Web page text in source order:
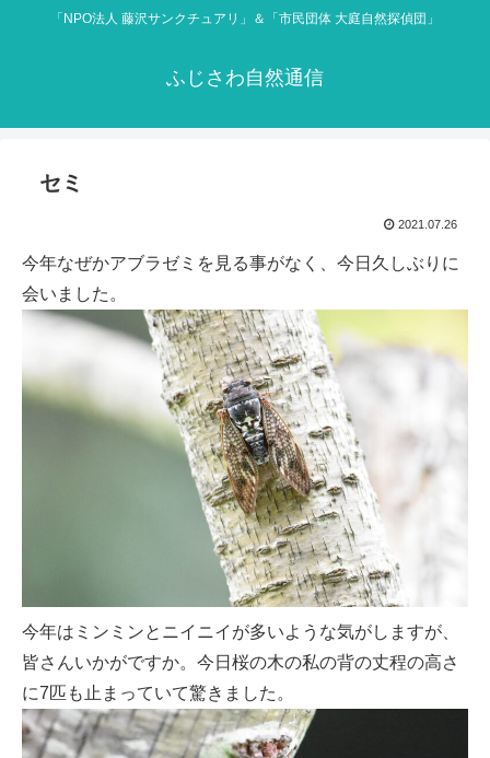
「NPO法人 藤沢サンクチュアリ」＆「市民団体 大庭自然探偵団」
ふじさわ自然通信
セミ
2021.07.26
今年なぜかアブラゼミを見る事がなく、今日久しぶりに
会いました。
今年はミンミンとニイニイが多いような気がしますが、
皆さんいかがですか。今日桜の木の私の背の丈程の高さ
に7匹も止まっていて驚きました。